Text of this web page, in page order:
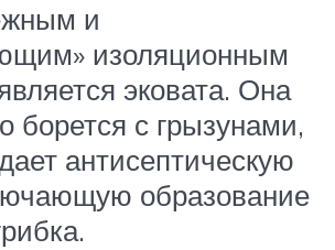
и
изоляционным
эковата. Она
борется с грызунами,
антисептическую
образование